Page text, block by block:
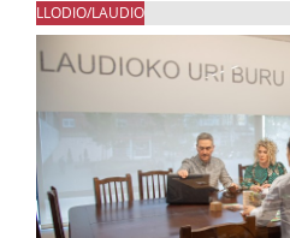
LLODIO/LAUDIO